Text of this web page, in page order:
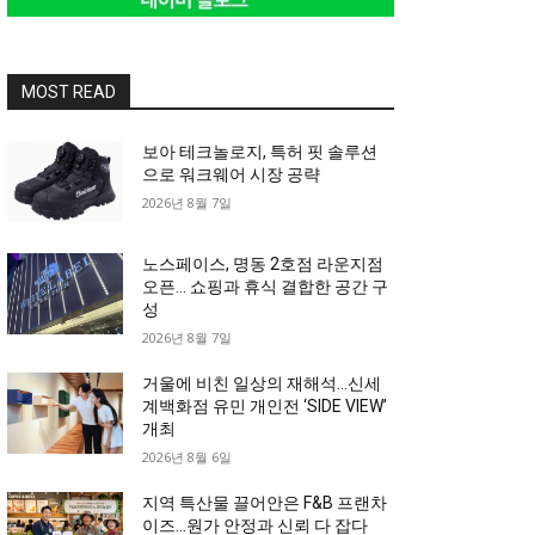
MOST READ
보아 테크놀로지, 특허 핏 솔루션
으로 워크웨어 시장 공략
2026년 8월 7일
노스페이스, 명동 2호점 라운지점
오픈… 쇼핑과 휴식 결합한 공간 구
성
2026년 8월 7일
거울에 비친 일상의 재해석…신세
계백화점 유민 개인전 ‘SIDE VIEW’
개최
2026년 8월 6일
지역 특산물 끌어안은 F&B 프랜차
이즈…원가 안정과 신뢰 다 잡다